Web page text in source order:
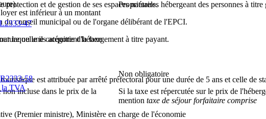
et de gestion de ses espaces naturels.
du conseil municipal ou de l'organe délibérant de l'EPCI.
ou une catégorie d'hébergement à titre payant.
est attribuée par arrêté préfectoral pour une durée de 5 ans et celle de
est inférieur à un montant
laquelle ils acquittent la taxe
Propriétaires hébergeant des personnes à titre
incluse dans le prix de la
Non obligatoire
Si la taxe est répercutée sur le prix de
mention taxe de séjour forfaitaire comprise
).
47
58
la TVA
(Premier ministre), Ministère en charge de l'économie